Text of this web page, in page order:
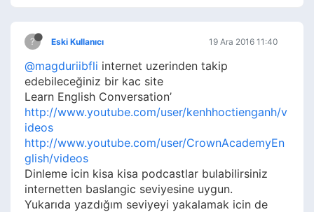
? Eski Kullanıcı 19 Ara 2016 11:40
@magduriibfli internet uzerinden takip
edebileceğiniz bir kac site
Learn English Conversation’
http://www.youtube.com/user/kenhhoctienganh/v
ideos
http://www.youtube.com/user/CrownAcademyEn
glish/videos
Dinleme icin kisa kisa podcastlar bulabilirsiniz
internetten baslangic seviyesine uygun.
Yukarıda yazdığım seviyeyi yakalamak icin de